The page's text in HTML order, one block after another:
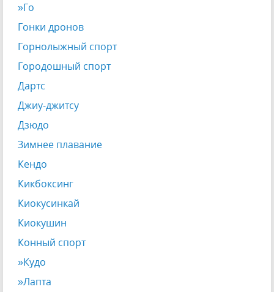
»Го
Гонки дронов
Горнолыжный спорт
Городошный спорт
Дартс
Джиу-джитсу
Дзюдо
Зимнее плавание
Кендо
Кикбоксинг
Киокусинкай
Киокушин
Конный спорт
»Кудо
»Лапта